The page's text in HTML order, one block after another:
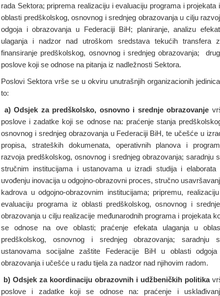
rada Sektora; priprema realizaciju i evaluaciju programa i projekata
oblasti predškolskog, osnovnog i srednjeg obrazovanja u cilju
odgoja i obrazovanja u Federaciji BiH; planiranje, analizu
ulaganja i nadzor nad utroškom sredstava tekućih transfera
finansiranje predškolskog, osnovnog i srednjeg obrazovanja;
poslove koji se odnose na pitanja iz nadležnosti Sektora.
Poslovi Sektora vrše se u okviru unutrašnjih organizacionih
to:
a) Odsjek za predškolsko, osnovno i srednje obrazovanje
poslove i zadatke koji se odnose na: praćenje stanja
osnovnog i srednjeg obrazovanja u Federaciji BiH, te učešće u
propisa, strateških dokumenata, operativnih planova i
razvoja predškolskog, osnovnog i srednjeg obrazovanja; saradnju
stručnim institucijama i ustanovama u izradi studija i elaborata
uvođenju inovacija u odgojno-obrazovni proces, stručno
kadrova u odgojno-obrazovnim institucijama; pripremu,
evaluaciju programa iz oblasti predškolskog, osnovnog i
obrazovanja u cilju realizacije međunarodnih programa i projekata
se odnose na ove oblasti; praćenje efekata ulaganja u
predškolskog, osnovnog i srednjeg obrazovanja; saradnju
ustanovama socijalne zaštite Federacije BiH u oblasti
obrazovanja i učešće u radu tijela za nadzor nad njihovim radom.
b) Odsjek za koordinaciju obrazovnih i udžbeničkih politika
poslove i zadatke koji se odnose na: praćenje i